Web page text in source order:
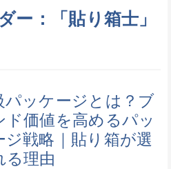
ー：「貼り箱士」
パッケージとは？ブ
ド価値を高めるパッ
ジ戦略｜貼り箱が選
る理由